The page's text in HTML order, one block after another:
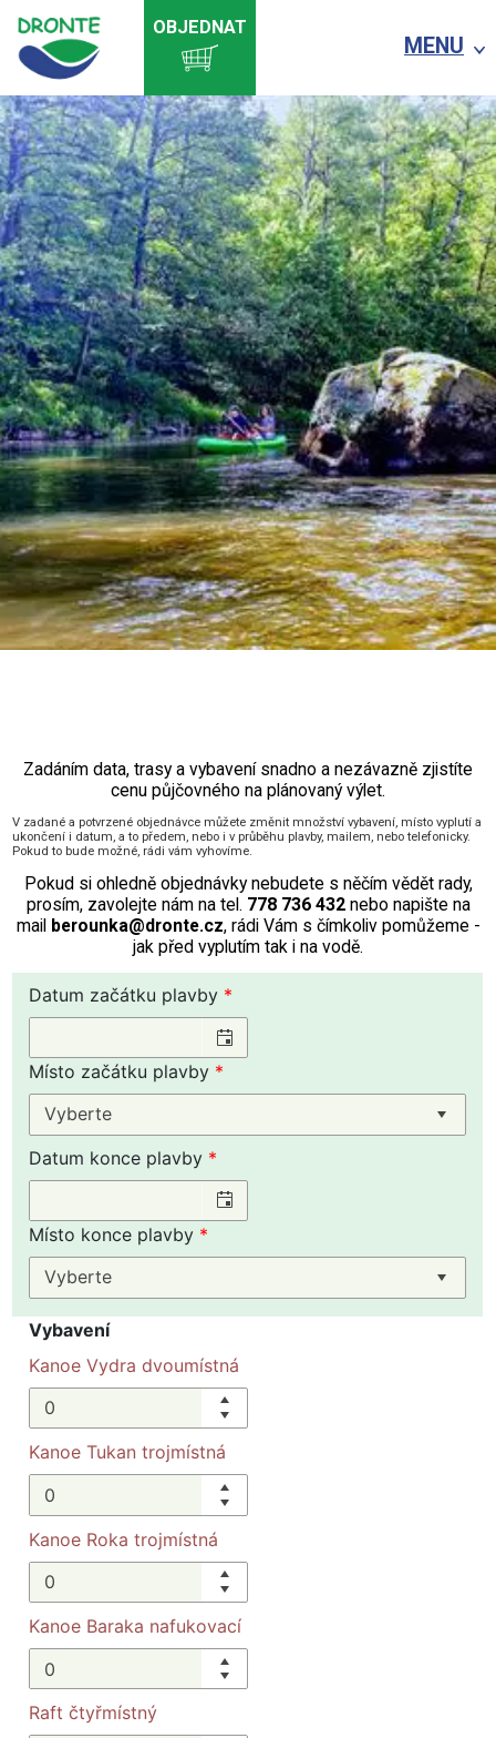
OBJEDNAT
MENU
Zadáním data, trasy a vybavení snadno a nezávazně zjistíte
cenu půjčovného na plánovaný výlet.
V zadané a potvrzené objednávce můžete změnit množství vybavení, místo vyplutí a
ukončení i datum, a to předem, nebo i v průběhu plavby, mailem, nebo telefonicky.
Pokud to bude možné, rádi vám vyhovíme.
Pokud si ohledně objednávky nebudete s něčím vědět rady,
prosím, zavolejte nám na tel. 778 736 432 nebo napište na
mail berounka@dronte.cz, rádi Vám s čímkoliv pomůžeme -
jak před vyplutím tak i na vodě.